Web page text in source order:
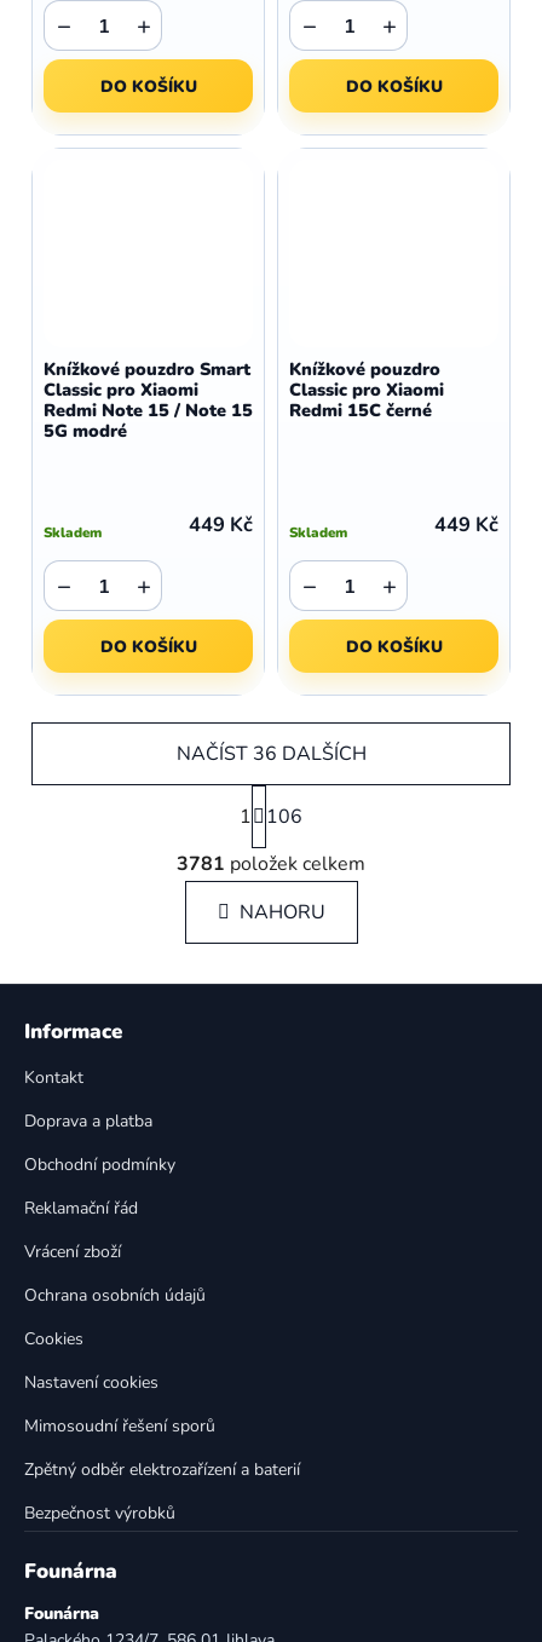
+
−
DO KOŠÍKU
+
−
DO KOŠÍKU
Knížkové pouzdro Smart
Classic pro Xiaomi
Redmi Note 15 / Note 15
5G modré
Skladem 449 Kč
+
−
DO KOŠÍKU
Knížkové pouzdro
Classic pro Xiaomi
Redmi 15C černé
Skladem 449 Kč
+
−
DO KOŠÍKU
v
l
á
d
a
NAČÍST 36 DALŠÍCH
S
t
á
n
k
á
1
106
3781 položek celkem
NAHORU
Z
Informace
Kontakt
Doprava a platba
Obchodní podmínky
Reklamační řád
Vrácení zboží
Ochrana osobních údajů
Cookies
Nastavení cookies
Mimosoudní řešení sporů
Zpětný odběr elektrozařízení a baterií
Bezpečnost výrobků
Founárna
Founárna